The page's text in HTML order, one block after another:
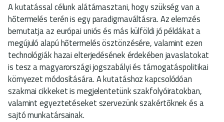
A kutatással célunk alátámasztani, hogy szükség van a
hőtermelés terén is egy paradigmaváltásra. Az elemzés
bemutatja az európai uniós és más külföldi jó példákat a
megújuló alapú hőtermelés ösztönzésére, valamint ezen
technológiák hazai elterjedésének érdekében javaslatokat
is tesz a magyarországi jogszabályi és támogatáspolitikai
környezet módosítására. A kutatáshoz kapcsolódóan
szakmai cikkeket is megjelentetünk szakfolyóiratokban,
valamint egyeztetéseket szervezünk szakértőknek és a
sajtó munkatársainak.